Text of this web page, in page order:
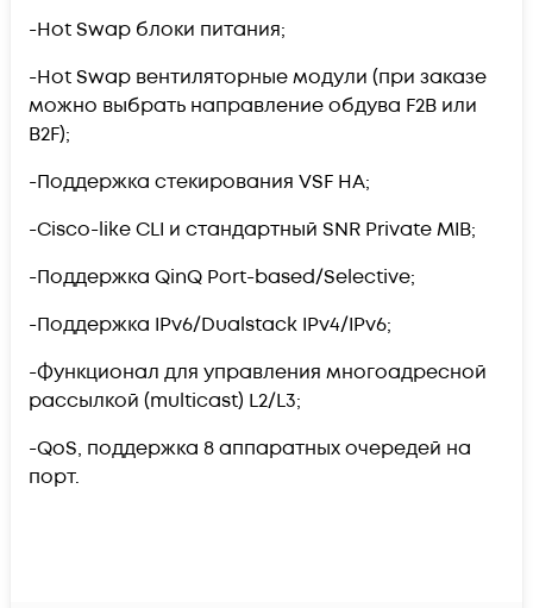
-Hot Swap блоки питания;
-Hot Swap вентиляторные модули (при заказе
можно выбрать направление обдува F2B или
B2F);
-Поддержка стекирования VSF HA;
-Cisco-like CLI и стандартный SNR Private MIB;
-Поддержка QinQ Port-based/Selective;
-Поддержка IPv6/Dualstack IPv4/IPv6;
-Функционал для управления многоадресной
рассылкой (multicast) L2/L3;
-QoS, поддержка 8 аппаратных очередей на
порт.